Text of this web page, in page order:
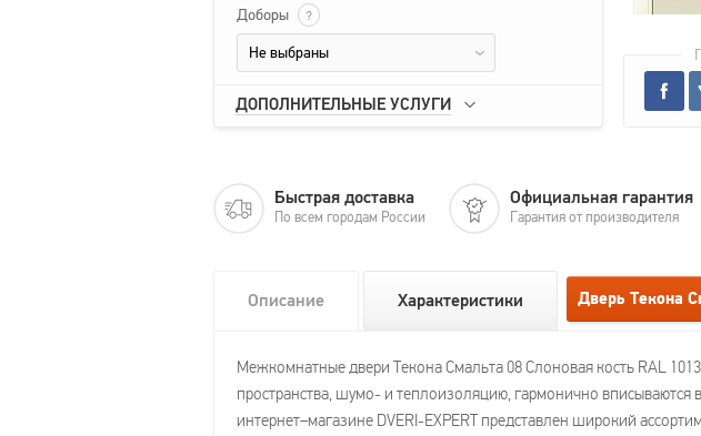
Доборы ?
Не выбраны
ДОПОЛНИТЕЛЬНЫЕ УСЛУГИ
Быстрая доставка
По всем городам России
Официальная гарантия
Гарантия от производителя
Описание Характеристики Дверь Текона
Межкомнатные двери Текона Смальта 08 Слоновая кость RAL
пространства, шумо- и теплоизоляцию, гармонично
интернет–магазине DVERI-EXPERT представлен широкий